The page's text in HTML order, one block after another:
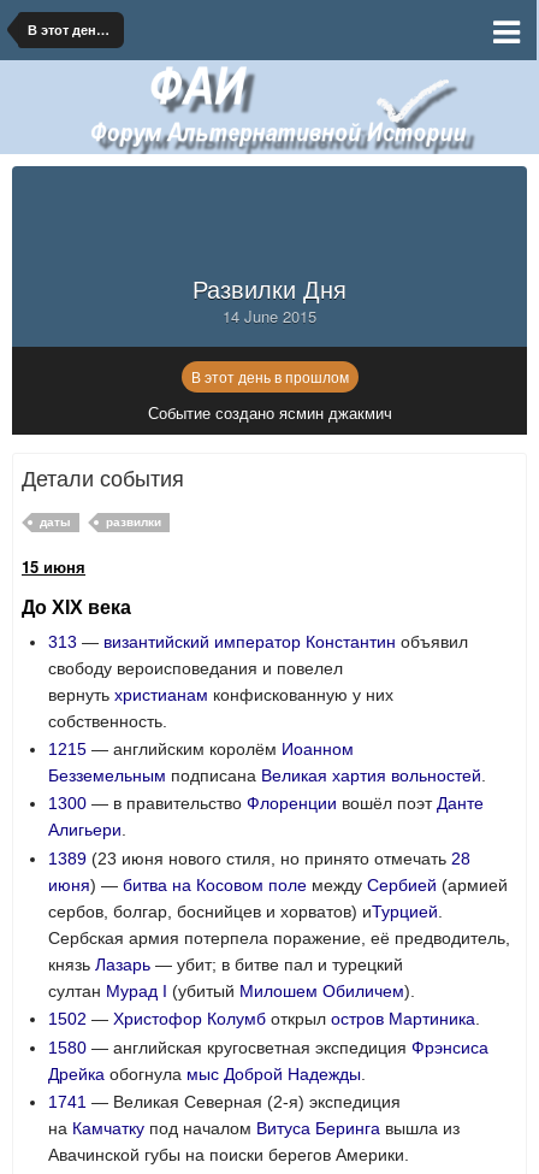
В этот день в прошлом
Развилки Дня
14 June 2015
В этот день в прошлом
Событие создано ясмин джакмич
Детали события
даты развилки
15 июня
До XIX века
313 — византийский император Константин объявил
свободу вероисповедания и повелел
вернутьхристианам конфискованную у них
собственность.
1215 — английским королём Иоанном
Безземельным подписана Великая хартия вольностей
1300 — в правительствоФлоренции вошёл поэтДанте
Алигьери.
1389 (23 июня нового стиля, но принято отмечать 28
июня) —битва на Косовом поле междуСербией (армией
сербов, болгар, боснийцев и хорватов) иТурцией
Сербская армия потерпела поражение, её предводитель,
князьЛазарь — убит; в битве пал и турецкий
султан Мурад I (убитый Милошем Обиличем).
1502 —Христофор Колумб открылостров Мартиника
1580 — английская кругосветная экспедицияФрэнсиса
Дрейка обогнула мыс Доброй Надежды
1741 — Великая Северная (2-я) экспедиция
на Камчатку под началом Витуса Беринга вышла из
Авачинской губы на поиски берегов Америки.